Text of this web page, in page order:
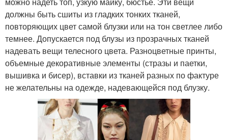
должны быть сшиты из гладких тонких тканей,
повторяющих цвет самой блузки или на тон светлее либо
темнее. Допускается под блузы из прозрачных тканей
надевать вещи телесного цвета. Разноцветные принты,
объемные декоративные элементы (стразы и паетки,
вышивка и бисер), вставки из тканей разных по фактуре
не желательны на одежде, надевающейся под блузку.